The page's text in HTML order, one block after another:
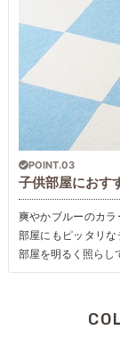
POINT.03
子供部屋におす
爽やかブルーのカ
部屋にもピッタリ
部屋を明るく照らし